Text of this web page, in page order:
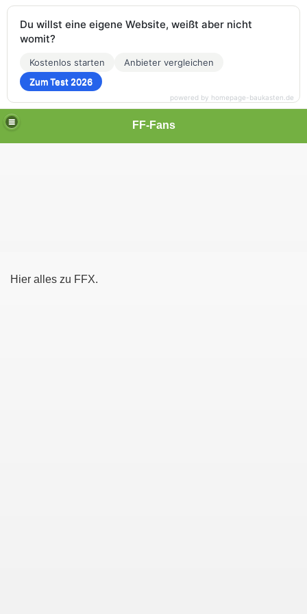
FF-Fans
Hier alles zu FFX.
Du willst eine eigene Website, weißt aber nicht
womit?
Kostenlos starten
Anbieter vergleichen
Zum Test 2026
powered by homepage-baukasten.de